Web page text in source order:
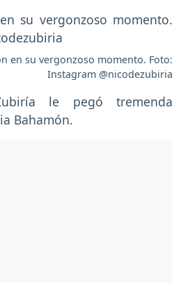
en su vergonzoso momento. Foto:
Instagram @nicodezubiria
le pegó tremenda
Bahamón.